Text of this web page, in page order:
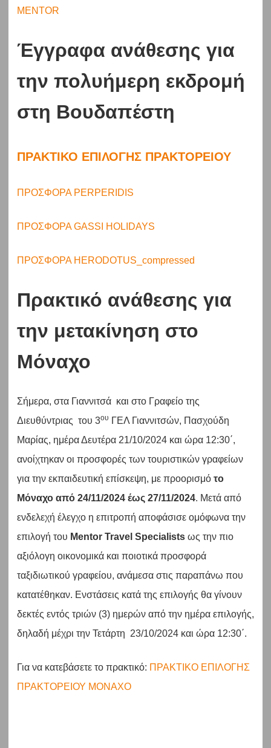
MENTOR
Έγγραφα ανάθεσης για
την πολυήμερη εκδρομή
στη Βουδαπέστη
ΠΡΑΚΤΙΚΟ ΕΠΙΛΟΓΗΣ ΠΡΑΚΤΟΡΕΙΟΥ
ΠΡΟΣΦΟΡΑ PERPERIDIS
ΠΡΟΣΦΟΡΑ GASSI HOLIDAYS
ΠΡΟΣΦΟΡΑ HERODOTUS_compressed
Πρακτικό ανάθεσης για
την μετακίνηση στο
Μόναχο
Σήμερα, στα Γιαννιτσά και στο Γραφείο της
Διευθύντριας του 3ου ΓΕΛ Γιαννιτσών, Πασχούδη
Μαρίας, ημέρα Δευτέρα 21/10/2024 και ώρα 12:30΄,
ανοίχτηκαν οι προσφορές των τουριστικών γραφείων
για την εκπαιδευτική επίσκεψη, με προορισμό το
Μόναχο από 24/11/2024 έως 27/11/2024. Μετά από
ενδελεχή έλεγχο η επιτροπή αποφάσισε ομόφωνα την
επιλογή του Mentor Travel Specialists ως την πιο
αξιόλογη οικονομικά και ποιοτικά προσφορά
ταξιδιωτικού γραφείου, ανάμεσα στις παραπάνω που
κατατέθηκαν. Ενστάσεις κατά της επιλογής θα γίνουν
δεκτές εντός τριών (3) ημερών από την ημέρα επιλογής,
δηλαδή μέχρι την Τετάρτη 23/10/2024 και ώρα 12:30΄.
Για να κατεβάσετε το πρακτικό: ΠΡΑΚΤΙΚΟ ΕΠΙΛΟΓΗΣ
ΠΡΑΚΤΟΡΕΙΟΥ ΜΟΝΑΧΟ